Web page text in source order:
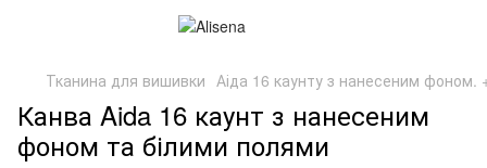
Тканина для вишивки Аіда 16 каунту з нанесеним фоном.
Канва Aida 16 каунт з нанесеним
фоном та білими полями